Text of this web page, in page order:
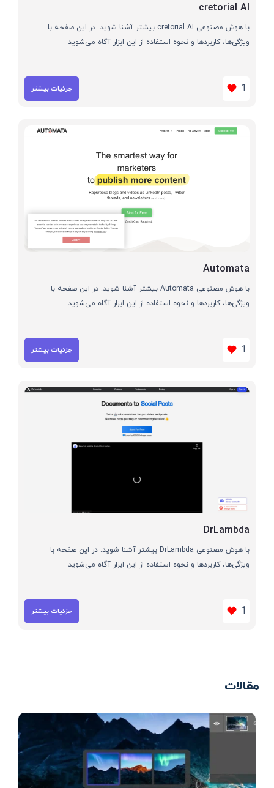
cretorial AI
با هوش مصنوعی cretorial AI بیشتر آشنا شوید. در این صفحه با
ویژگی‌ها، کاربردها و نحوه استفاده از این ابزار آگاه می‌شوید
1 جزئیات بیشتر
Automata
با هوش مصنوعی Automata بیشتر آشنا شوید. در این صفحه با
ویژگی‌ها، کاربردها و نحوه استفاده از این ابزار آگاه می‌شوید
1 جزئیات بیشتر
DrLambda
با هوش مصنوعی DrLambda بیشتر آشنا شوید. در این صفحه با
ویژگی‌ها، کاربردها و نحوه استفاده از این ابزار آگاه می‌شوید
1 جزئیات بیشتر
مقالات